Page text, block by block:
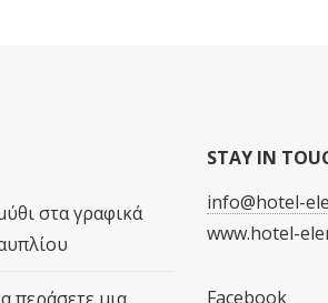
στα γραφικά
STAY IN
info@hotel-
www.hotel-
Facebook